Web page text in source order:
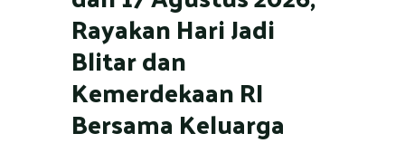
Rayakan Hari Jadi
Blitar dan
Kemerdekaan RI
Bersama Keluarga